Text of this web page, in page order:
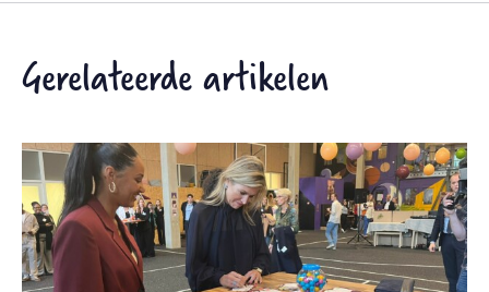
Gerelateerde artikelen